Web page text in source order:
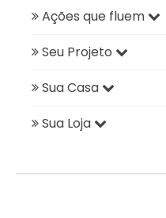
Ações que fluem
Seu Projeto
Sua Casa
Sua Loja